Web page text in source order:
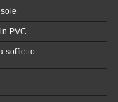
PVC
soffietto